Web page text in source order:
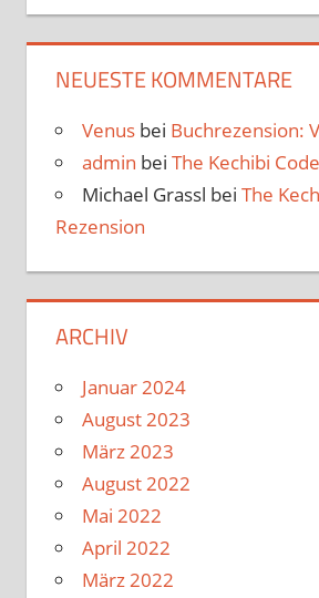
NEUESTE KOMMENTARE
Venusbei Buchrezension:
admin bei The Kechibi
Michael Grassl bei The
Rezension
ARCHIV
Januar 2024
August 2023
März 2023
August 2022
Mai 2022
April 2022
März 2022